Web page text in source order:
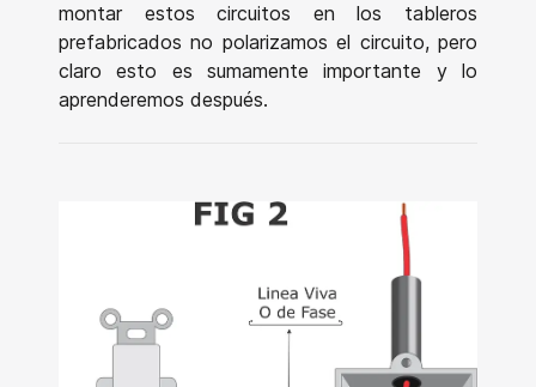
montar estos circuitos en los tableros
prefabricados no polarizamos el circuito, pero
claro esto es sumamente importante y lo
aprenderemos después.